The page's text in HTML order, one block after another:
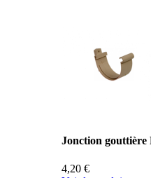
Jonction gouttière
4,20 €